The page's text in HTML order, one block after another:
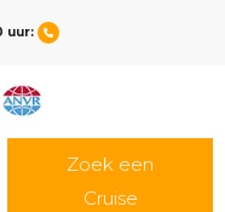
uur:
Zoek een
Cruise